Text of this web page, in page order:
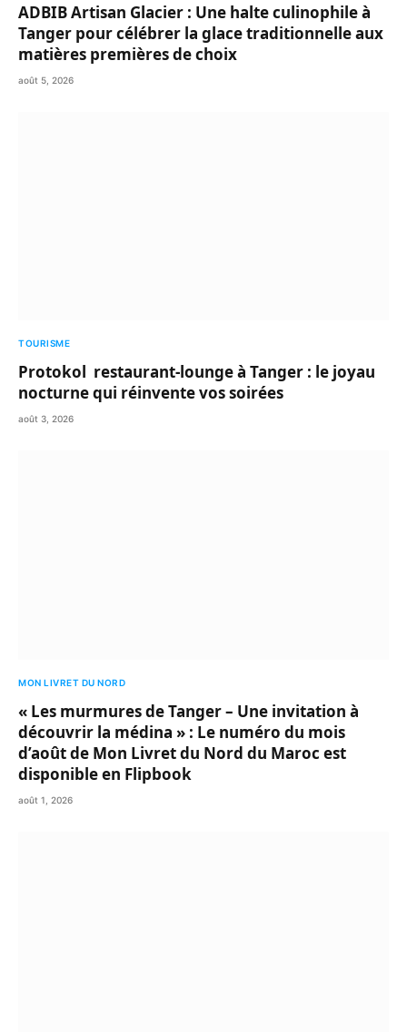
ADBIB Artisan Glacier : Une halte culinophile à
Tanger pour célébrer la glace traditionnelle aux
matières premières de choix
août 5, 2026
TOURISME
Protokol restaurant-lounge à Tanger : le joyau
nocturne qui réinvente vos soirées
août 3, 2026
MON LIVRET DU NORD
« Les murmures de Tanger – Une invitation à
découvrir la médina » : Le numéro du mois
d’août de Mon Livret du Nord du Maroc est
disponible en Flipbook
août 1, 2026